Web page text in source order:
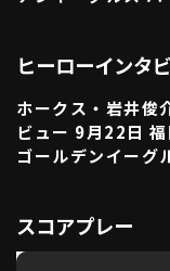
動画を検索（選
ヒーローインタ
ホークス・岩井俊
ビュー 9月22日
ゴールデンイーグ
スコアプレー